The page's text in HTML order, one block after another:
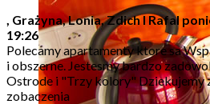
, Grażyna, Lonia, Zdich I Rafal
19:26
Polecamy apartamenty ktore sa
i obszerne. Jestesmy bardzo
Ostrode i "Trzy kolory" Dziekujemy
zobaczenia